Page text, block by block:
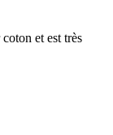
et est très